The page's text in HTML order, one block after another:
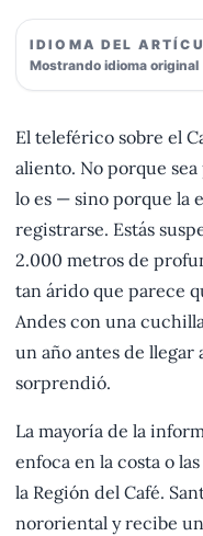
IDIOMA DEL
Mostrando idioma original
El teleférico sobre el
aliento. No porque
lo es — sino porque la
registrarse. Estás
2.000 metros de
tan árido que parece
Andes con una
un año antes de llegar
sorprendió.
La mayoría de la
enfoca en la costa o
la Región del Café.
nororiental y recibe